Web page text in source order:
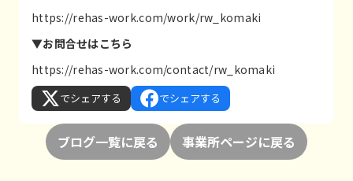
https://rehas-work.com/work/rw_komaki
▼お問合せはこちら
https://rehas-work.com/contact/rw_komaki
でシェアする でシェアする
ブログ一覧に戻る 事業所ページに戻る